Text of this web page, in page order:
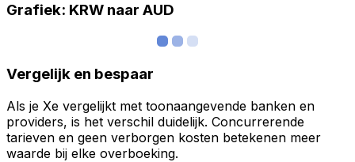
Grafiek: KRW naar AUD
Vergelijk en bespaar
Als je Xe vergelijkt met toonaangevende banken en
providers, is het verschil duidelijk. Concurrerende
tarieven en geen verborgen kosten betekenen meer
waarde bij elke overboeking.